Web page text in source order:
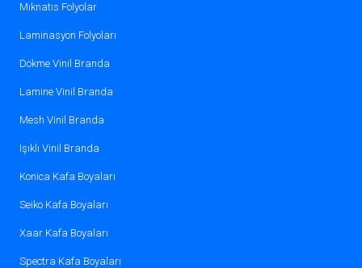
Mıknatıs Folyolar
Laminasyon Folyoları
Dökme Vinil Branda
Lamine Vinil Branda
Mesh Vinil Branda
Işıklı Vinil Branda
Konica Kafa Boyaları
Seiko Kafa Boyaları
Xaar Kafa Boyaları
Spectra Kafa Boyaları